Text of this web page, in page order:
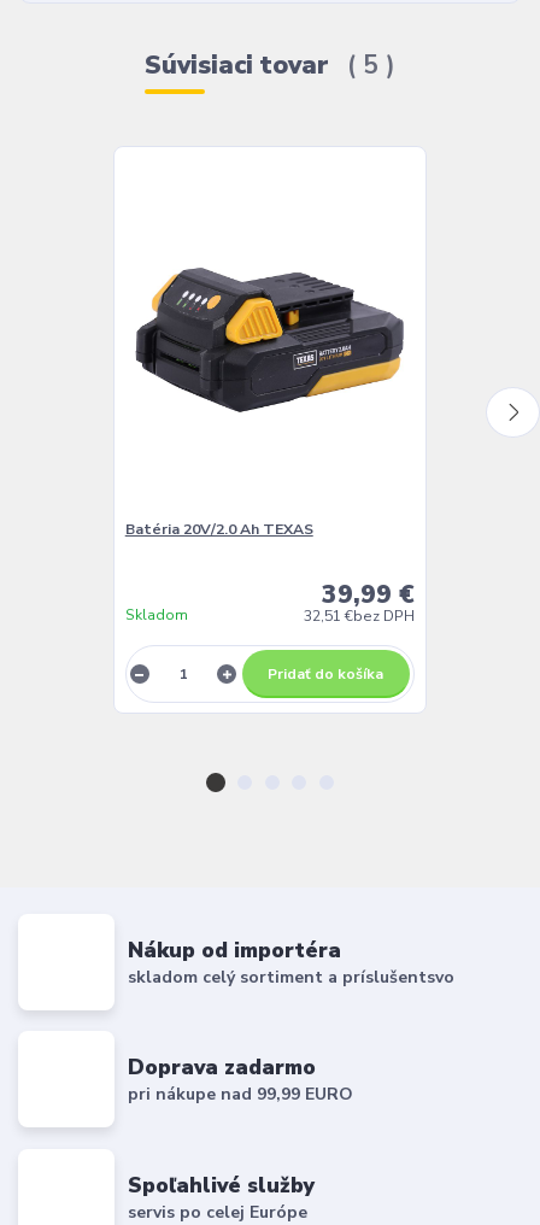
Súvisiaci tovar 5
Batéria 20V/2.0 Ah TEXAS
39,99 €
32,51 €bez DPH
Skladom
Pridať do košíka
Nákup od importéra
skladom celý sortiment a príslušentsvo
Doprava zadarmo
pri nákupe nad 99,99 EURO
Spoľahlivé služby
servis po celej Európe